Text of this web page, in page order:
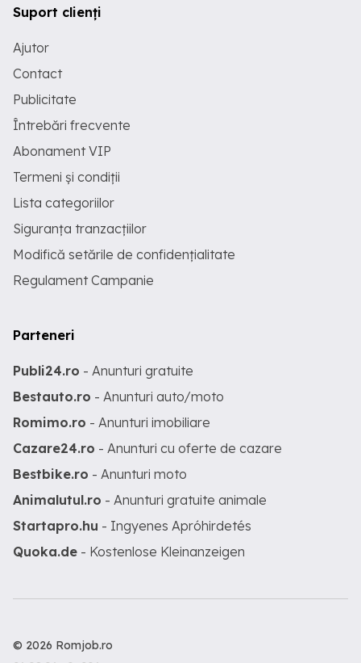
Suport clienți
Ajutor
Contact
Publicitate
Întrebări frecvente
Abonament VIP
Termeni și condiții
Lista categoriilor
Siguranța tranzacțiilor
Modifică setările de confidențialitate
Regulament Campanie
Parteneri
Publi24.ro - Anunturi gratuite
Bestauto.ro - Anunturi auto/moto
Romimo.ro - Anunturi imobiliare
Cazare24.ro - Anunturi cu oferte de cazare
Bestbike.ro - Anunturi moto
Animalutul.ro - Anunturi gratuite animale
Startapro.hu - Ingyenes Apróhirdetés
Quoka.de - Kostenlose Kleinanzeigen
© 2026 Romjob.ro